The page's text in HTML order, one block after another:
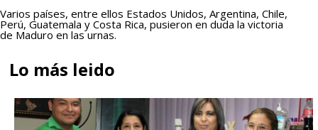
Varios países, entre ellos Estados Unidos, Argentina, Chile,
Perú, Guatemala y Costa Rica, pusieron en duda la victoria
de Maduro en las urnas.
Lo más leido